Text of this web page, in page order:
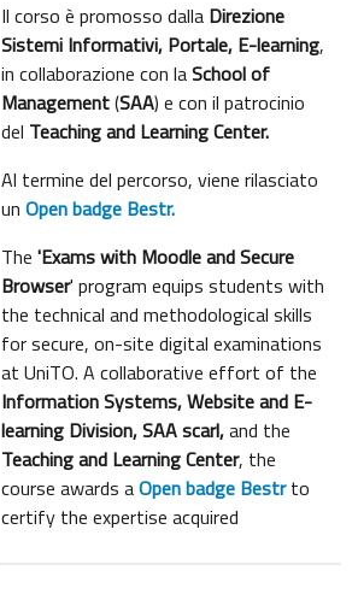
Il corso è promosso dalla Direzione
Sistemi Informativi, Portale, E-learning,
in collaborazione con laSchool of
Management(SAA) e con il patrocinio
del Teaching and Learning Center.
Al termine del percorso, viene rilasciato
unOpen badge Bestr.
The'Exams with Moodle and Secure
Browser' program equips students with
the technical and methodological skills
for secure, on-site digital examinations
at UniTO. A collaborative effort of the
Information Systems, Website and E-
learning Division,SAA scarl,and the
Teaching and Learning Center, the
course awards aOpen badge Bestrto
certify the expertise acquired